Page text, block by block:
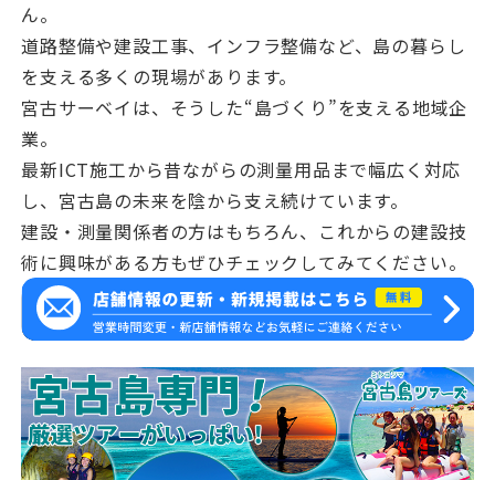
ん。
道路整備や建設工事、インフラ整備など、島の暮らし
を支える多くの現場があります。
宮古サーベイは、そうした“島づくり”を支える地域企
業。
最新ICT施工から昔ながらの測量用品まで幅広く対応
し、宮古島の未来を陰から支え続けています。
建設・測量関係者の方はもちろん、これからの建設技
術に興味がある方もぜひチェックしてみてください。